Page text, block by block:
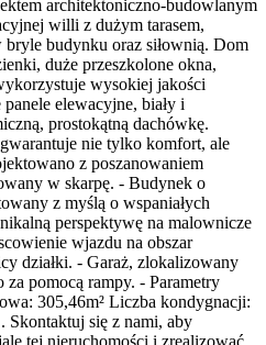
architektoniczno-budowlanym
willi z dużym tarasem,
bryle budynku oraz siłownią. Dom
duże przeszkolone okna,
wysokiej jakości
elewacyjne, biały i
prostokątną dachówkę.
nie tylko komfort, ale
z poszanowaniem
w skarpę. - Budynek o
z myślą o wspaniałych
perspektywę na malownicze
wjazdu na obszar
działki. - Garaż, zlokalizowany
pomocą rampy. - Parametry
305,46m² Liczba kondygnacji:
Skontaktuj się z nami, aby